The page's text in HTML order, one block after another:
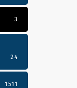
3
24
1511